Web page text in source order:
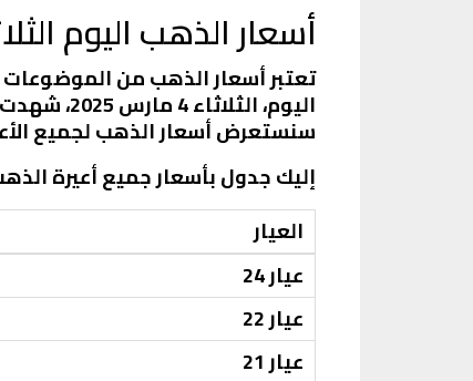
أسعار الذهب اليوم الثلاثاء 4
تعتبر أسعار الذهب من
اليوم،
سنستعرض أسعار الذهب لجميع
إليك جدول بأسعار جميع أعيرة الذهب
العيار
عيار 24
عيار 22
عيار 21